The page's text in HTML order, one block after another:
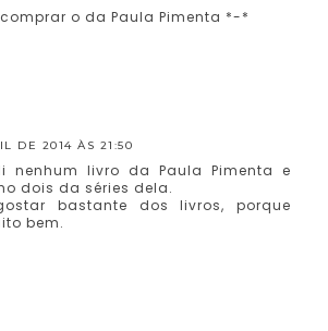
o da Paula Pimenta *-*
DE 2014 ÀS 21:50
nenhum livro da Paula Pimenta e
dois da séries dela.
bastante dos livros, porque
bem.